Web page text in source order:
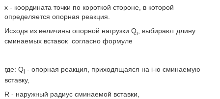
x - координата точки по короткой стороне, в которой
определяется опорная реакция.
Исходя из величины опорной нагрузки Qi
, выбирают длину
сминаемых вставок согласно формуле
где: Qi - опорная реакция, приходящаяся на i-ю сминаемую
вставку,
R - наружный радиус сминаемой вставки,